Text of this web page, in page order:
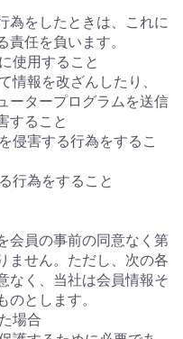
為をしたときは、これに
任を負います。
使用すること
情報を改ざんしたり、
ータープログラムを送信
すること
侵害する行為をするこ
行為をすること
会員の事前の同意なく第
ません。ただし、次の各
なく、当社は会員情報そ
とします。
場合